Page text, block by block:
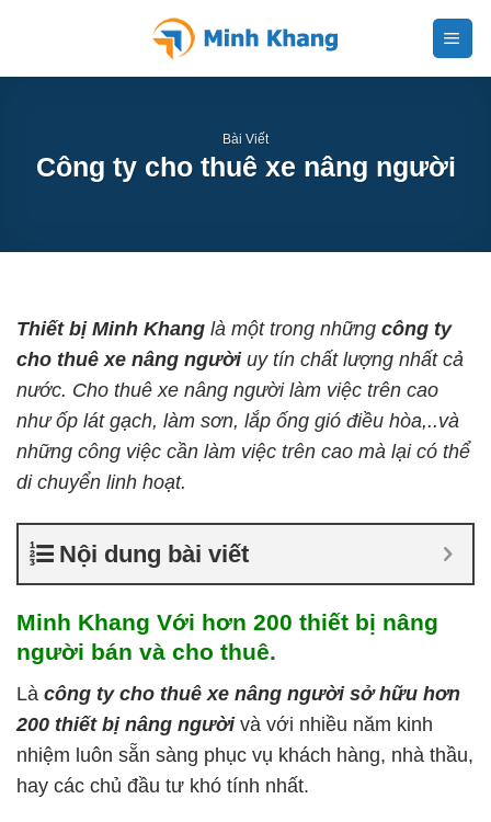
content
Bài Viết
Công ty cho thuê xe nâng người
Thiết bị Minh Khang là một trong những công ty
cho thuê xe nâng ngườiuy tín chất lượng nhất cả
nước. Cho thuê xe nâng người làm việc trên cao
như ốp lát gạch, làm sơn, lắp ống gió điều hòa,..và
những công việc cần làm việc trên cao mà lại có thể
di chuyển linh hoạt.
Nội dung bài viết
Minh Khang Với hơn 200 thiết bị nâng
người bán và cho thuê.
Là công ty cho thuê xe nâng người sở hữu hơn
200 thiết bị nâng ngườivà với nhiều năm kinh
nhiệm luôn sẵn sàng phục vụ khách hàng, nhà thầu,
hay các chủ đầu tư khó tính nhất.